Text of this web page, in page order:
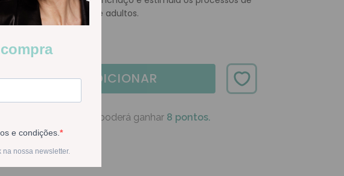
Ideal para crianças e adultos.
ADICIONAR
deste produto poderá ganhar 8 pontos.